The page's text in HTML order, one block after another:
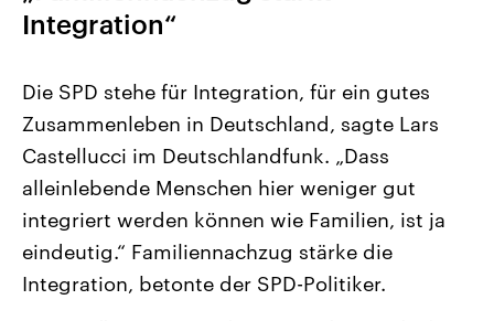
Landtagswahl Sachsen-Anhalt
2026
Alle Informationen
Sachsen-Anhalt wählt am 6.
September 2026 einen neuen
Landtag. Seit 2021 wird das
Bundesland von einer Koalition aus
CDU, SPD und FDP regiert.-
Umfragen, Prognosen,
USA
Aktuelle Beiträge,
Hintergründe
Wirtschaftlich und
gehören die Vereinigten
den mächtigsten Ländern
mit großem Einfluss auf
Integration“
Die SPD stehe für Integration, für ein gutes
Zusammenleben in Deutschland, sagte Lars
Castellucci im Deutschlandfunk. „Dass
alleinlebende Menschen hier weniger gut
integriert werden können wie Familien, ist ja
eindeutig.“ Familiennachzug stärke die
Integration, betonte der SPD-Politiker.